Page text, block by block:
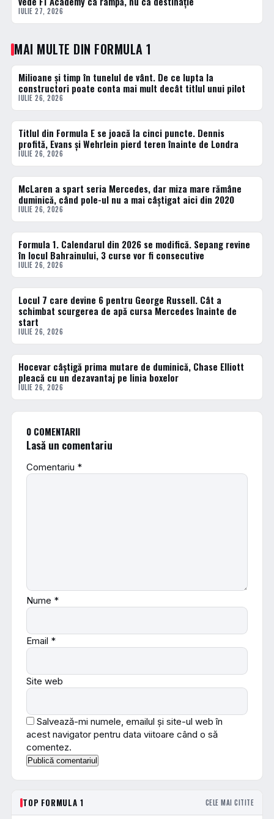
IULIE 27, 2026
MAI MULTE DIN FORMULA 1
FORMULA 1
Milioane și timp în tunelul de vânt. De ce lupta la
constructori poate conta mai mult decât titlul unui pilot
IULIE 26, 2026
FORMULA 1
Titlul din Formula E se joacă la cinci puncte. Dennis
profită, Evans și Wehrlein pierd teren înainte de Londra
IULIE 26, 2026
FORMULA 1
McLaren a spart seria Mercedes, dar miza mare rămâne
duminică, când pole-ul nu a mai câștigat aici din 2020
IULIE 26, 2026
FORMULA 1
Formula 1. Calendarul din 2026 se modifică. Sepang revine
în locul Bahrainului, 3 curse vor fi consecutive
IULIE 26, 2026
FORMULA 1
Locul 7 care devine 6 pentru George Russell. Cât a
schimbat scurgerea de apă cursa Mercedes înainte de
start
IULIE 26, 2026
DIVERSE
Hocevar câștigă prima mutare de duminică, Chase Elliott
pleacă cu un dezavantaj pe linia boxelor
IULIE 26, 2026
0 COMENTARII
Lasă un comentariu
Comentariu *
Nume *
Email *
Site web
Salvează-mi numele, emailul și site-ul web în
acest navigator pentru data viitoare când o să
comentez.
TOP FORMULA 1 CELE MAI CITITE